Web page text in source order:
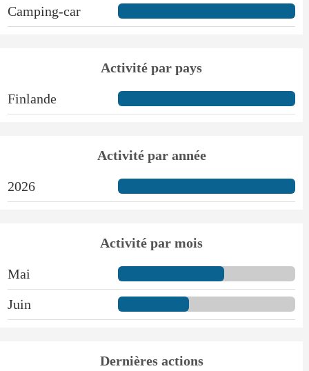
Camping-car
Activité par pays
Finlande
Activité par année
2026
Activité par mois
Mai
Juin
Dernières actions